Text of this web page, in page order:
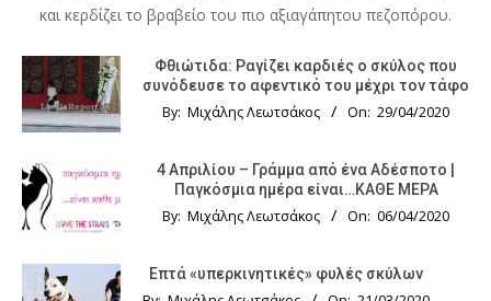
και κερδίζει το βραβείο του πιο αξιαγάπητου πεζοπόρου.
Φθιώτιδα: Ραγίζει καρδιές ο σκύλος που
συνόδευσε το αφεντικό του μέχρι τον τάφο
By: Μιχάλης Λεωτσάκος On: 29/04/2020
4 Απριλίου – Γράμμα από ένα Αδέσποτο |
Παγκόσμια ημέρα είναι…ΚΑΘΕ ΜΕΡΑ
By: Μιχάλης Λεωτσάκος On: 06/04/2020
Επτά «υπερκινητικές» φυλές σκύλων